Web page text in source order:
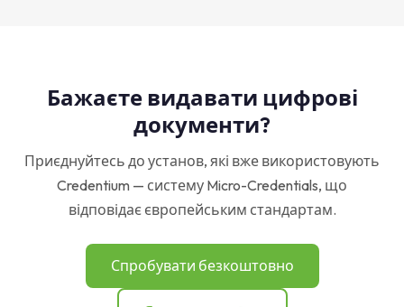
Бажаєте видавати цифрові
документи?
Приєднуйтесь до установ, які вже використовують
Credentium — систему Micro-Credentials, що
відповідає європейським стандартам.
Спробувати безкоштовно